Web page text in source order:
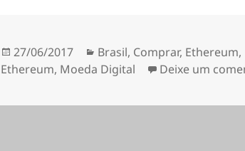
Publicado
a
27/06/2017 Categorias
Brasil, Comprar, Ethereum,
Ethereum, Moeda Digital Deixe um